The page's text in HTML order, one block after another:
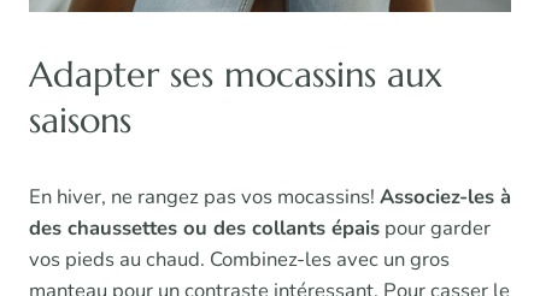
Adapter ses mocassins aux
saisons
En hiver, ne rangez pas vos mocassins! Associez-les à
des chaussettes ou des collants épais pour garder
vos pieds au chaud. Combinez-les avec un gros